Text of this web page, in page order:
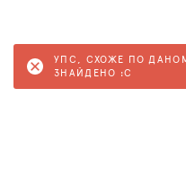
УПС, СХОЖЕ ПО
ЗНАЙДЕНО :C